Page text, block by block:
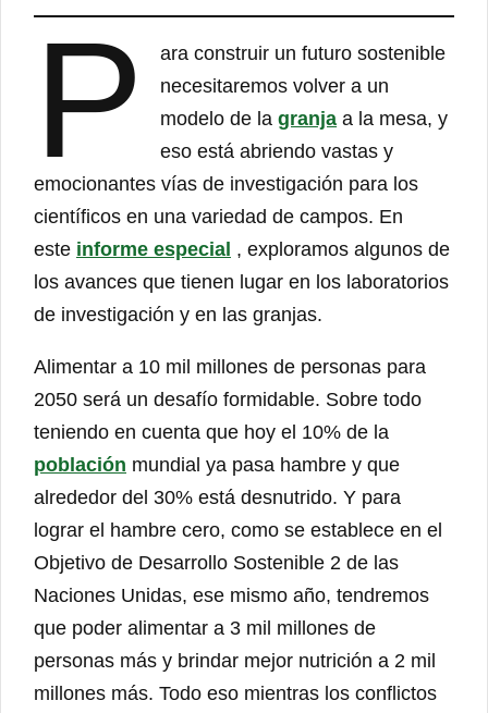
P
ara construir un futuro sostenible
necesitaremos volver a un
modelo de lagranja a la mesa, y
eso está abriendo vastas y
emocionantes vías de investigación para los
científicos en una variedad de campos. En
este informe especial , exploramos algunos de
los avances que tienen lugar en los laboratorios
de investigación y en las granjas.
Alimentar a 10 mil millones de personas para
2050 será un desafío formidable. Sobre todo
teniendo en cuenta que hoy el 10% de la
población mundial ya pasa hambre y que
alrededor del 30% está desnutrido. Y para
lograr el hambre cero, como se establece en el
Objetivo de Desarrollo Sostenible 2 de las
Naciones Unidas, ese mismo año, tendremos
que poder alimentar a 3 mil millones de
personas más y brindar mejor nutrición a 2 mil
millones más. Todo eso mientras los conflictos